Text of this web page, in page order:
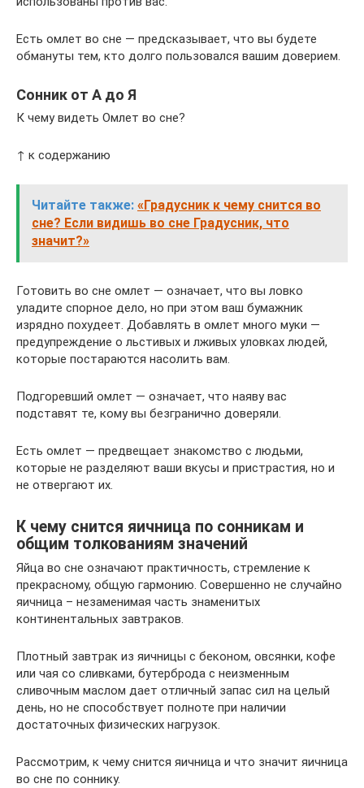
Есть омлет во сне — предсказывает, что вы будете
обмануты тем, кто долго пользовался вашим доверием.
Сонник от А до Я
К чему видеть Омлет во сне?
↑ к содержанию
Читайте также: «Градусник к чему снится во
сне? Если видишь во сне Градусник, что
значит?»
Готовить во сне омлет — означает, что вы ловко
уладите спорное дело, но при этом ваш бумажник
изрядно похудеет. Добавлять в омлет много муки —
предупреждение о льстивых и лживых уловках людей,
которые постараются насолить вам.
Подгоревший омлет — означает, что наяву вас
подставят те, кому вы безгранично доверяли.
Есть омлет — предвещает знакомство с людьми,
которые не разделяют ваши вкусы и пристрастия, но и
не отвергают их.
К чему снится яичница по сонникам и
общим толкованиям значений
Яйца во сне означают практичность, стремление к
прекрасному, общую гармонию. Совершенно не случайно
яичница – незаменимая часть знаменитых
континентальных завтраков.
Плотный завтрак из яичницы с беконом, овсянки, кофе
или чая со сливками, бутерброда с неизменным
сливочным маслом дает отличный запас сил на целый
день, но не способствует полноте при наличии
достаточных физических нагрузок.
Рассмотрим, к чему снится яичница и что значит яичница
во сне по соннику.